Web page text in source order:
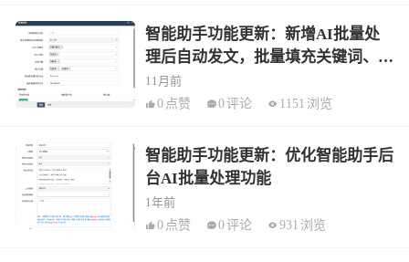
智能助手功能更新：新增AI批量处
理后自动发文，批量填充关键词、描
述、段落、自动内链
11月前
0 点赞 0评论 1151 浏览
智能助手功能更新：优化智能助手后
台AI批量处理功能
1年前
0 点赞 0评论 931 浏览